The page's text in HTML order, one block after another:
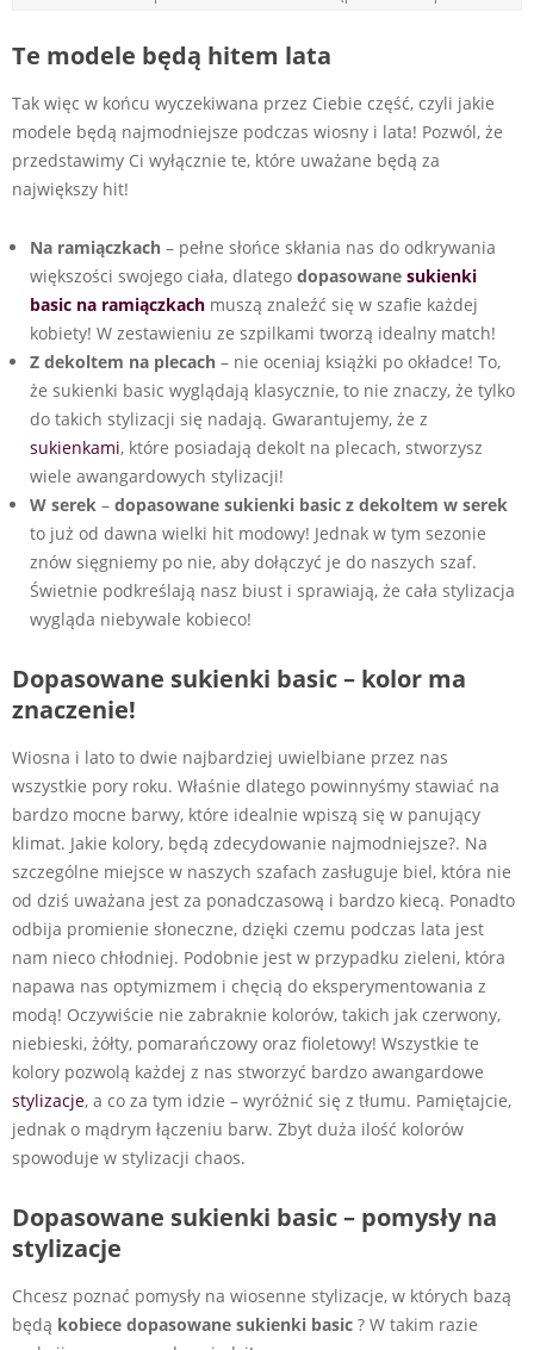
Te modele będą hitem lata
Tak więc w końcu wyczekiwana przez Ciebie część, czyli jakie
modele będą najmodniejsze podczas wiosny i lata! Pozwól, że
przedstawimy Ci wyłącznie te, które uważane będą za
największy hit!
Na ramiączkach – pełne słońce skłania nas do odkrywania
większości swojego ciała, dlatego dopasowane sukienki
basic na ramiączkach muszą znaleźć się w szafie każdej
kobiety! W zestawieniu ze szpilkami tworzą idealny match!
Z dekoltem na plecach – nie oceniaj książki po okładce! To,
że sukienki basic wyglądają klasycznie, to nie znaczy, że tylko
do takich stylizacji się nadają. Gwarantujemy, że z
sukienkami, które posiadają dekolt na plecach, stworzysz
wiele awangardowych stylizacji!
W serek – dopasowane sukienki basic z dekoltem w serek
to już od dawna wielki hit modowy! Jednak w tym sezonie
znów sięgniemy po nie, aby dołączyć je do naszych szaf.
Świetnie podkreślają nasz biust i sprawiają, że cała stylizacja
wygląda niebywale kobieco!
Dopasowane sukienki basic – kolor ma
znaczenie!
Wiosna i lato to dwie najbardziej uwielbiane przez nas
wszystkie pory roku. Właśnie dlatego powinnyśmy stawiać na
bardzo mocne barwy, które idealnie wpiszą się w panujący
klimat. Jakie kolory, będą zdecydowanie najmodniejsze?. Na
szczególne miejsce w naszych szafach zasługuje biel, która nie
od dziś uważana jest za ponadczasową i bardzo kiecą. Ponadto
odbija promienie słoneczne, dzięki czemu podczas lata jest
nam nieco chłodniej. Podobnie jest w przypadku zieleni, która
napawa nas optymizmem i chęcią do eksperymentowania z
modą! Oczywiście nie zabraknie kolorów, takich jak czerwony,
niebieski, żółty, pomarańczowy oraz fioletowy! Wszystkie te
kolory pozwolą każdej z nas stworzyć bardzo awangardowe
stylizacje, a co za tym idzie – wyróżnić się z tłumu. Pamiętajcie,
jednak o mądrym łączeniu barw. Zbyt duża ilość kolorów
spowoduje w stylizacji chaos.
Dopasowane sukienki basic – pomysły na
stylizacje
Chcesz poznać pomysły na wiosenne stylizacje, w których bazą
będą kobiece dopasowane sukienki basic ? W takim razie